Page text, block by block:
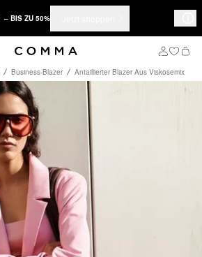
– BIS ZU 50%
Business-Blazer Antaillierter Blazer Aus Viskosemix